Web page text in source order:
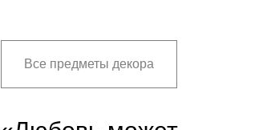
Все предметы декора